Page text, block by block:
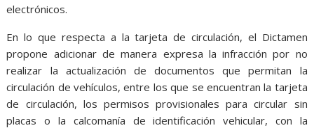
electrónicos.
En lo que respecta a la tarjeta de circulación, el Dictamen
propone adicionar de manera expresa la infracción por no
realizar la actualización de documentos que permitan la
circulación de vehículos, entre los que se encuentran la tarjeta
de circulación, los permisos provisionales para circular sin
placas o la calcomanía de identificación vehicular, con la